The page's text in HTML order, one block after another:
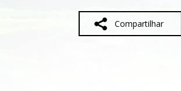
Compartilhar